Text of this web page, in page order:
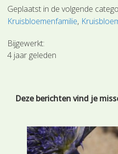
Geplaatst in de volgende
Kruisbloemenfamilie
Bijgewerkt:
4 jaar geleden
Deze berichten vind je